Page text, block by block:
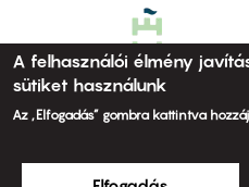
A felhasználói élmény
sütiket használunk
Az „Elfogadás” gombra kattintva